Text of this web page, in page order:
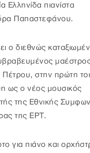
Ελληνίδα πιανίστα
Παπαστεφάνου.
ο διεθνώς
Πέτρου, στην πρώτη
ως ο νέος μουσικός
της Εθνικής
της ΕΡΤ.
για πιάνο και